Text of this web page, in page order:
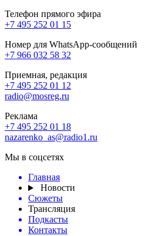
Телефон прямого эфира
+7 495 252 01 15
Номер для WhatsApp-сообщений
+7 966 032 58 32
Приемная, редакция
+7 495 252 01 12
radio@mosreg.ru
Реклама
+7 495 252 01 18
nazarenko_as@radio1.ru
Мы в соцсетях
Главная
Новости
Сюжеты
Трансляция
Подкасты
Контакты